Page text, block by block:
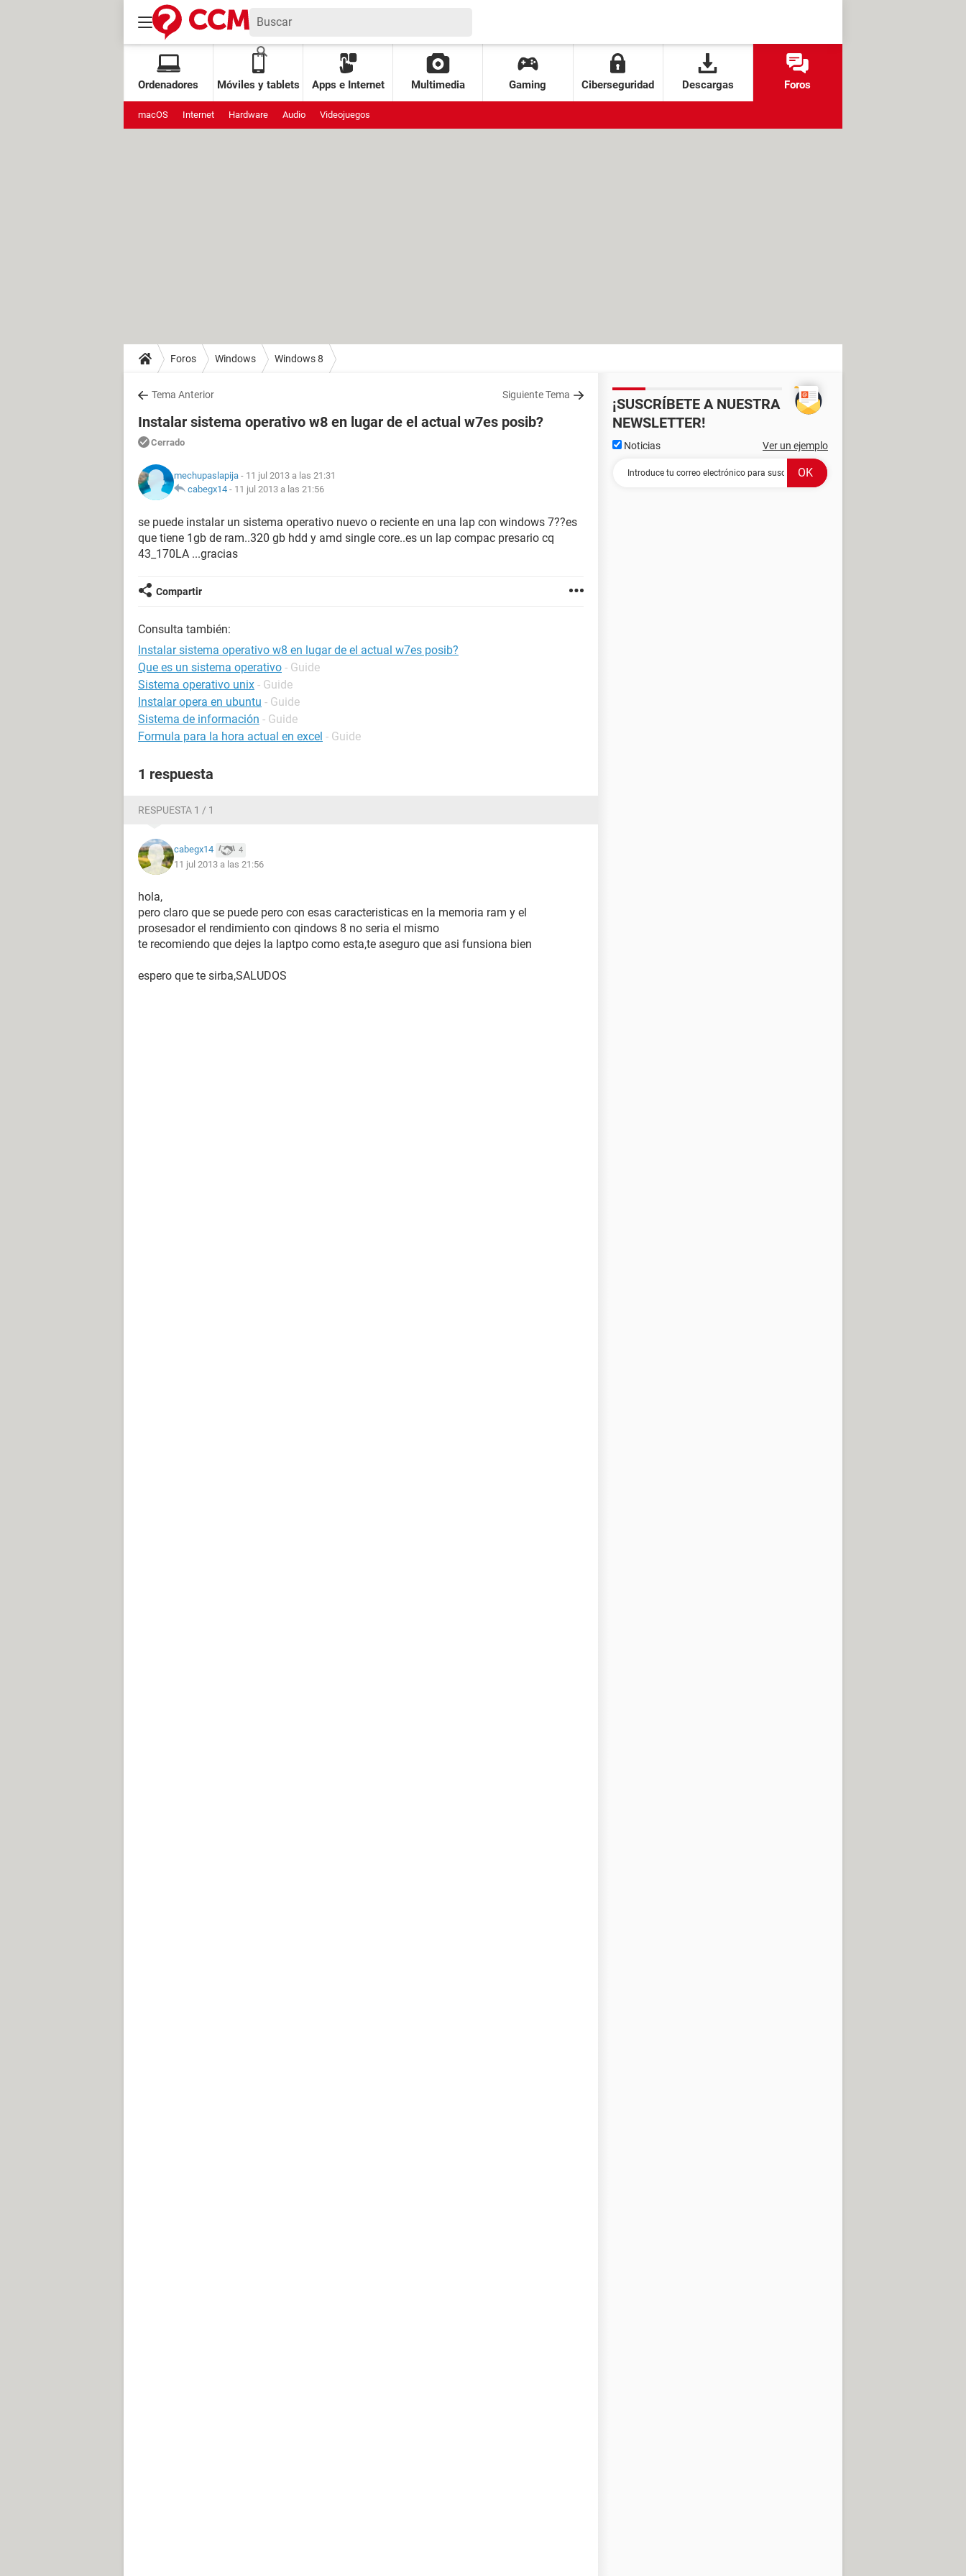
Ordenadores Móviles y tablets Apps e Internet Multimedia Gaming Ciberseguridad Descargas Foros
macOS Internet Hardware Audio Videojuegos
Foros Windows Windows 8
Tema Anterior Siguiente Tema
Instalar sistema operativo w8 en lugar de el actual w7es posib?
Cerrado
mechupaslapija - 11 jul 2013 a las 21:31
cabegx14 - 11 jul 2013 a las 21:56
se puede instalar un sistema operativo nuevo o reciente en una lap con windows 7??es
que tiene 1gb de ram..320 gb hdd y amd single core..es un lap compac presario cq
43_170LA ...gracias
Compartir
Consulta también:
Instalar sistema operativo w8 en lugar de el actual w7es posib?
Que es un sistema operativo - Guide
Sistema operativo unix - Guide
Instalar opera en ubuntu - Guide
Sistema de información - Guide
Formula para la hora actual en excel - Guide
1 respuesta
RESPUESTA 1 / 1
cabegx14 4
11 jul 2013 a las 21:56
hola,
pero claro que se puede pero con esas caracteristicas en la memoria ram y el
prosesador el rendimiento con qindows 8 no seria el mismo
te recomiendo que dejes la laptpo como esta,te aseguro que asi funsiona bien
espero que te sirba,SALUDOS
¡SUSCRÍBETE A NUESTRA
NEWSLETTER!
Noticias Ver un ejemplo